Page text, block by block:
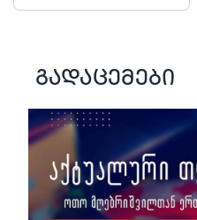
გადაცემები